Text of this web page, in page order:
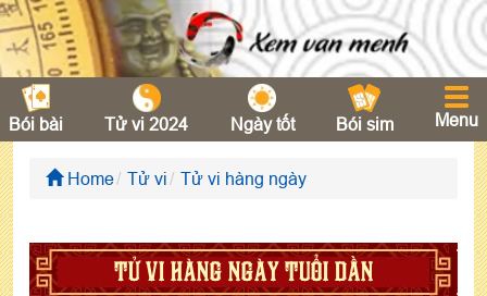
Bói bài Tử vi 2024 Ngày tốt Bói sim Menu
Home Tử vi Tử vi hàng ngày
TỬ VI HÀNG NGÀY TUỔI DẦN